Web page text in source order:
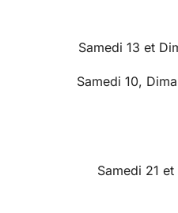
Samedi 13 et
Samedi 10,
Samedi 21